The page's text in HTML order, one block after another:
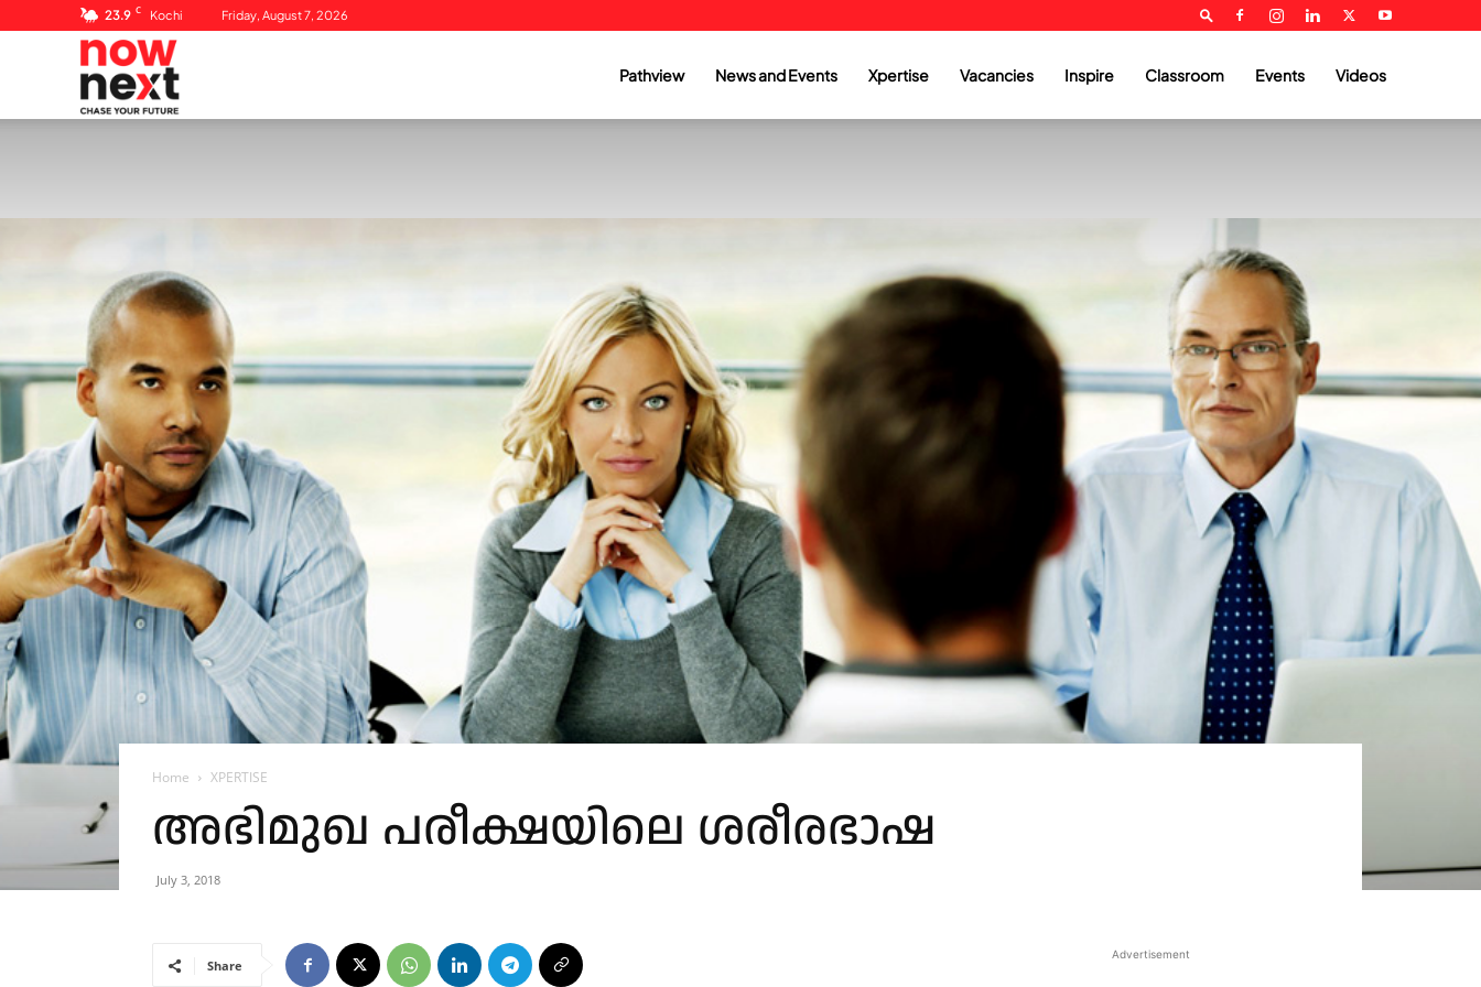
23.9 C Kochi Friday, August 7, 2026
Pathview News and Events Xpertise Vacancies Inspire Classroom Events Videos
Home XPERTISE
അഭിമുഖ പരീക്ഷയിലെ ശരീരഭാഷ
July 3, 2018
Share
Advertisement